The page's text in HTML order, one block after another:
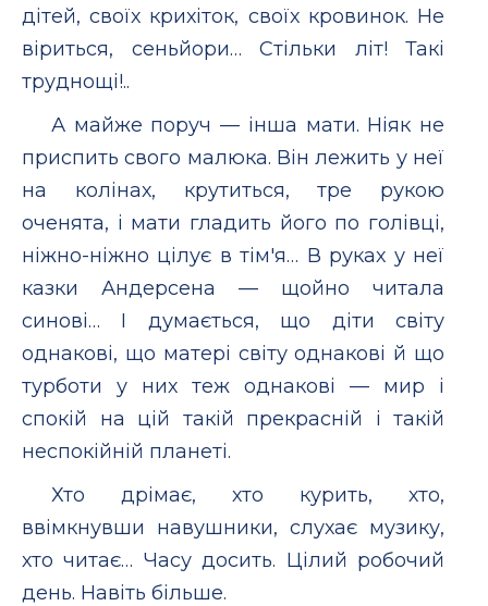
дiтей, своїх крихiток, своїх кровинок. Не
вiриться, сеньйори… Стiльки лiт! Такi
труднощi!..
А майже поруч — iнша мати. Нiяк не
приспить свого малюка. Вiн лежить у неї
на колiнах, крутиться, тре рукою
оченята, i мати гладить його по голiвцi,
нiжно-нiжно цiлує в тiм'я… В руках у неї
казки Андерсена — щойно читала
синовi… I думається, що дiти свiту
однаковi, що матерi свiту однаковi й що
турботи у них теж однаковi — мир i
спокiй на цiй такiй прекраснiй i такiй
неспокiйнiй планетi.
Хто дрiмає, хто курить, хто,
ввiмкнувши навушники, слухає музику,
хто читає… Часу досить. Цiлий робочий
день. Навiть бiльше.